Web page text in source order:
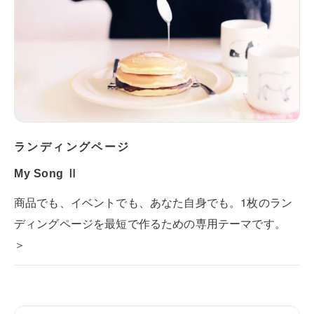
ランディングページ
My Song Ⅱ
商品でも、イベントでも、あなた自身でも。1枚のラン
ディングページを最短で作るための専用テーマです。
＞